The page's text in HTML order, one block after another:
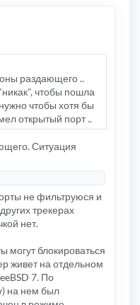
раздающего ..
чтобы пошла
чтобы хотя бы
открытый порт ..
Ситуация
не фильтруюся и
трекерах
нет.
могут блокироваться
живет на отдельном
7. По
на нем был